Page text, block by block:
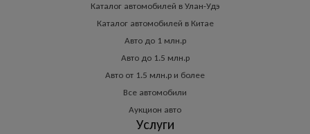
Каталог автомобилей в Улан-Удэ
Каталог автомобилей в Китае
Авто до 1 млн.р
Авто до 1.5 млн.р
Авто от 1.5 млн.р и более
Все автомобили
Аукцион авто
Услуги